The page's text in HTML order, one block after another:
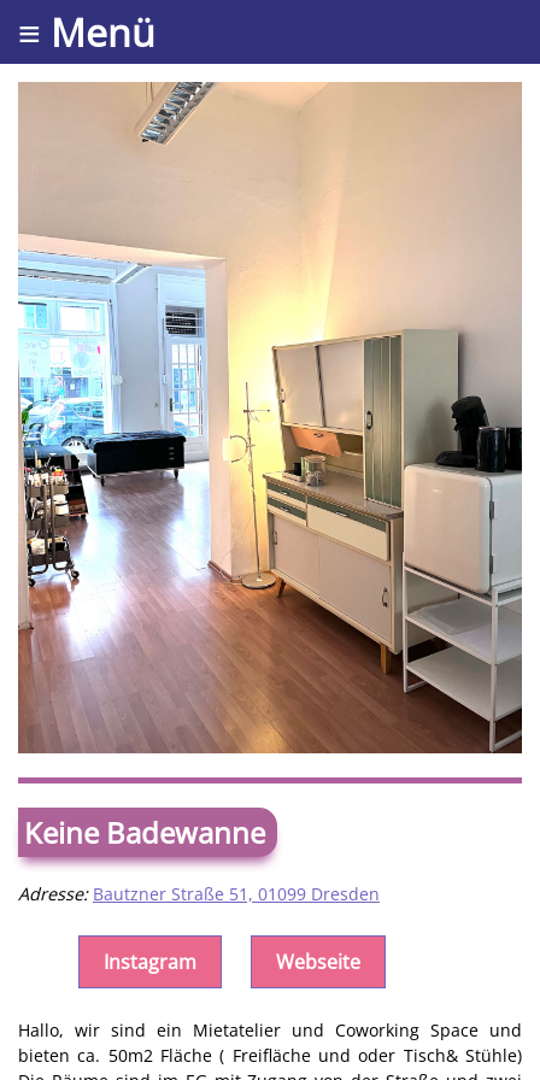
≡ Menü
Keine Badewanne
Adresse: Bautzner Straße 51, 01099 Dresden
Instagram Webseite
Hallo, wir sind ein Mietatelier und Coworking Space und
bieten ca. 50m2 Fläche ( Freifläche und oder Tisch& Stühle)